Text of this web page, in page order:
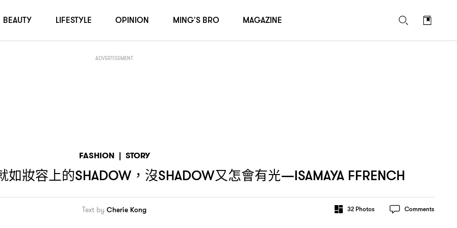
ADVERTISEMENT
FASHION | STORY
如妝容上的SHADOW， 沒SHADOW又怎會有光—ISAMAYA FFRENCH
Text by Cherie Kong 32Photos Comments
BEAUTY LIFESTYLE OPINION MING'S BRO MAGAZINE
—Isamaya Ffrench